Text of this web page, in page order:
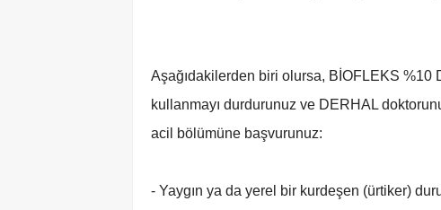
Aşağıdakilerden biri olursa, BİOFLEKS
kullanmayı durdurunuz ve DERHAL
acil bölümüne başvurunuz:
- Yaygın ya da yerel bir kurdeşen (ürtiker)